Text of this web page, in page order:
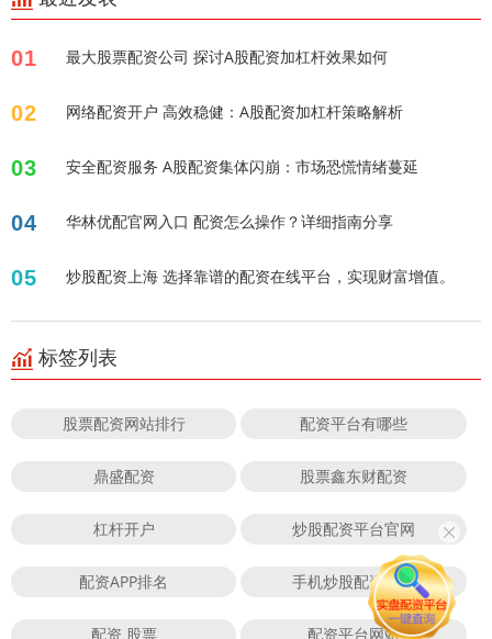
01 最大股票配资公司 探讨A股配资加杠杆效果如何
02 网络配资开户 高效稳健：A股配资加杠杆策略解析
03 安全配资服务 A股配资集体闪崩：市场恐慌情绪蔓延
04 华林优配官网入口 配资怎么操作？详细指南分享
05 炒股配资上海 选择靠谱的配资在线平台，实现财富增值。
标签列表
股票配资网站排行 配资平台有哪些
鼎盛配资 股票鑫东财配资
杠杆开户 炒股配资平台官网
配资APP排名 手机炒股配资软件
配资 股票 配资平台网站